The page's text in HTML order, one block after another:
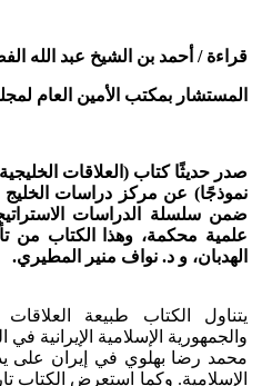
قراءة / أحمد بن الشيخ عبد الله
المستشار بمكتب الأمين العام
نموذجًا) عن مركز دراسات الخليج
ضمن سلسلة الدراسات
علمية محكمة، وهذا الكتاب من
الهدبان، و د. نواف منير المطيري.
يتناول الكتاب طبيعة
والجمهورية الإسلامية الإيرانية
محمد رضا بهلوي في إيران على يد
الإسلامية. وكما استعرض الكتاب